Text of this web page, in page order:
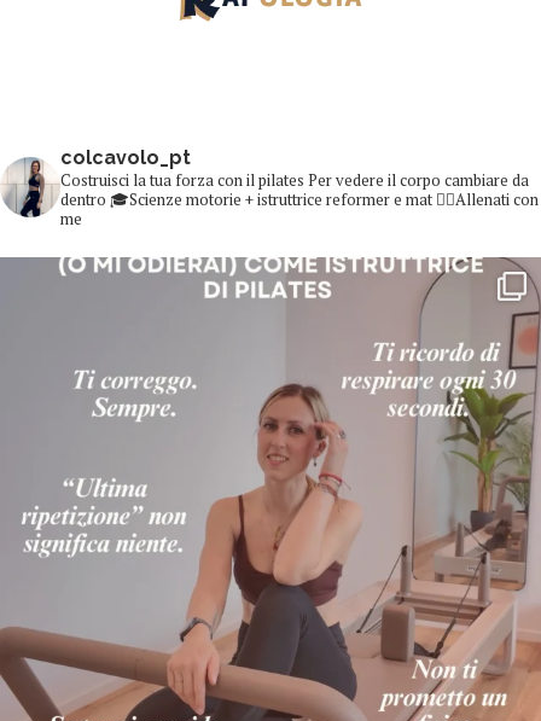
colcavolo_pt
Costruisci la tua forza con il pilates Per vedere il corpo cambiare da
dentro 🎓Scienze motorie + istruttrice reformer e mat 👇🏻Allenati con
me